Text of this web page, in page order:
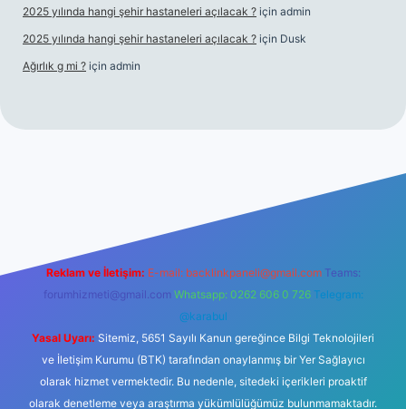
2025 yılında hangi şehir hastaneleri açılacak ? için admin
2025 yılında hangi şehir hastaneleri açılacak ? için Dusk
Ağırlık g mi ? için admin
Reklam ve İletişim: E-mail: backlinkpaneli@gmail.com Teams:
forumhizmeti@gmail.com Whatsapp: 0262 606 0 726 Telegram:
@karabul
Yasal Uyarı: Sitemiz, 5651 Sayılı Kanun gereğince Bilgi Teknolojileri
ve İletişim Kurumu (BTK) tarafından onaylanmış bir Yer Sağlayıcı
olarak hizmet vermektedir. Bu nedenle, sitedeki içerikleri proaktif
olarak denetleme veya araştırma yükümlülüğümüz bulunmamaktadır.